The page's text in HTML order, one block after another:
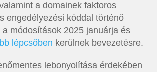
a domainek faktoros
engedélyezési kóddal történő
a módosítások 2025 januárja és
lépcsőben kerülnek bevezetésre.
lebonyolítása érdekében